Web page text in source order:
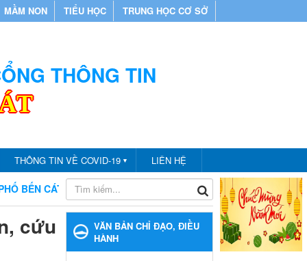
MẦM NON TIỂU HỌC TRUNG HỌC CƠ SỞ
THÔNG TIN
THÔNG TIN VỀ COVID-19 ▼ LIÊN HỆ
CÁT CHÀO MỪNG BẠN ĐẾN VỚI CỔNG THÔNG TIN
cứu
VĂN BẢN CHỈ ĐẠO, ĐIỀU
HÀNH